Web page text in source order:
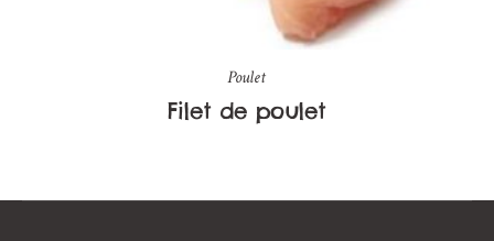
Poulet
Filet de poulet